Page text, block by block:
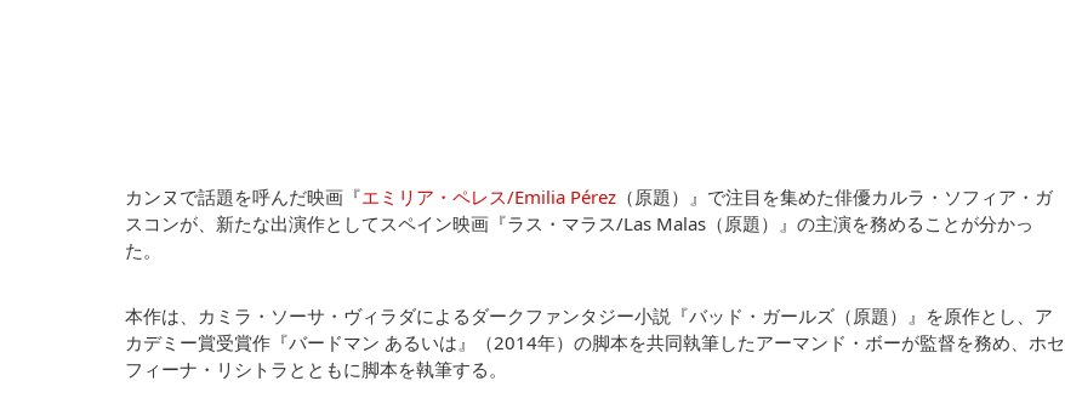
カンヌで話題を呼んだ映画『エミリア・ペレス/Emilia Pérez（原題）』で注目を集めた俳優カルラ・ソフィア・ガ
スコンが、新たな出演作としてスペイン映画『ラス・マラス/Las Malas（原題）』の主演を務めることが分かっ
た。
本作は、カミラ・ソーサ・ヴィラダによるダークファンタジー小説『バッド・ガールズ（原題）』を原作とし、ア
カデミー賞受賞作『バードマン あるいは』（2014年）の脚本を共同執筆したアーマンド・ボーが監督を務め、ホセ
フィーナ・リシトラとともに脚本を執筆する。